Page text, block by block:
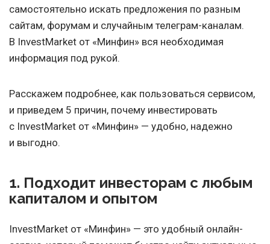
самостоятельно искать предложения по разным
сайтам, форумам и случайным телеграм-каналам.
В InvestMarket от «Минфин» вся необходимая
информация под рукой.
Расскажем подробнее, как пользоваться сервисом,
и приведем 5 причин, почему инвестировать
с InvestMarket от «Минфин» — удобно, надежно
и выгодно.
1. Подходит инвесторам с любым
капиталом и опытом
InvestMarket от «Минфин» — это удобный онлайн-